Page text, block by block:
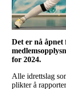
Det er nå
for 2024.
Alle idrettslag
plikter å